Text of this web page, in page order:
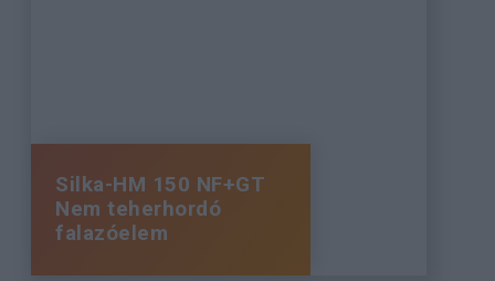
Silka-HM 150 NF+GT
Nem teherhordó
falazóelem